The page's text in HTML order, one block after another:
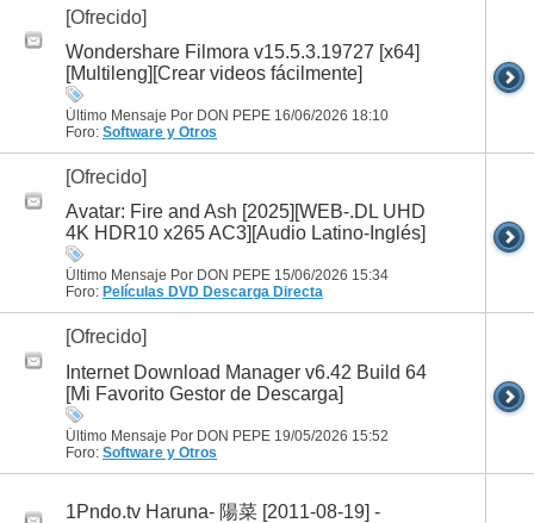
[Ofrecido]
Wondershare Filmora v15.5.3.19727 [x64]
[Multileng][Crear videos fácilmente]
Último Mensaje Por DON PEPE 16/06/2026 18:10
Foro: Software y Otros
[Ofrecido]
Avatar: Fire and Ash [2025][WEB-.DL UHD
4K HDR10 x265 AC3][Audio Latino-Inglés]
Último Mensaje Por DON PEPE 15/06/2026 15:34
Foro: Películas DVD Descarga Directa
[Ofrecido]
Internet Download Manager v6.42 Build 64
[Mi Favorito Gestor de Descarga]
Último Mensaje Por DON PEPE 19/05/2026 15:52
Foro: Software y Otros
1Pndo.tv Haruna- 陽菜 [2011-08-19] -